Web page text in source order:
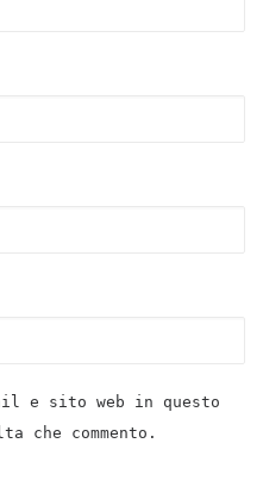
e sito web in questo
che commento.